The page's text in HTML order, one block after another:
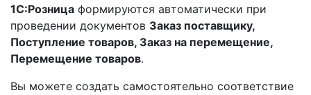
1С:Розница формируются автоматически при
проведении документов Заказ поставщику,
Поступление товаров, Заказ на перемещение,
Перемещение товаров.
Вы можете создать самостоятельно соответствие